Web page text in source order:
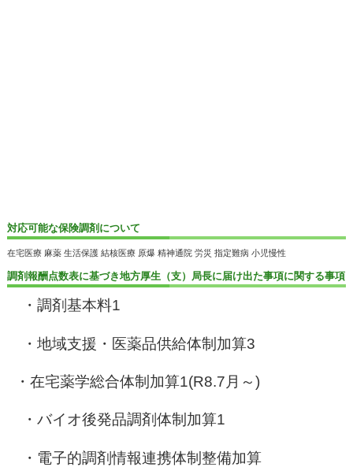
対応可能な保険調剤について
在宅医療 麻薬 生活保護 結核医療 原爆 精神通院 労災 指定難病 小児慢性
調剤報酬点数表に基づき地方厚生（支）局長に届け出た事項に関する事項
・調剤基本料1
・地域支援・医薬品供給体制加算3
・在宅薬学総合体制加算1(R8.7 月～)
・バイオ後発品調剤体制加算1
・電子的調剤情報連携体制整備加算